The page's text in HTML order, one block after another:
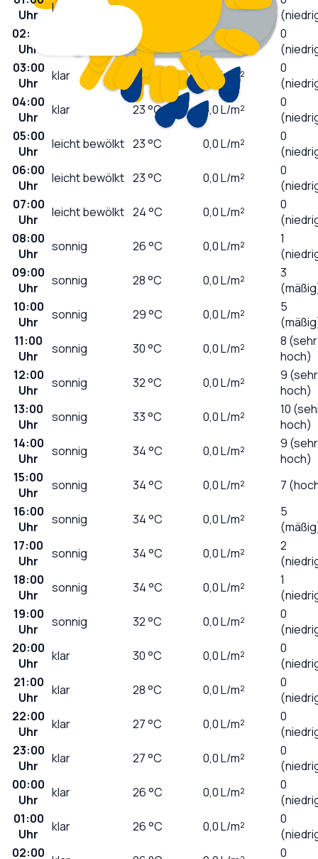
Uhr
leicht bewölkt 24 L/m²
02:00
Uhr
24 0,0
0
03:00
Uhr
klar 23 °C L/m²
0
04:00
Uhr
klar 23°C 0,0L/m²
0
05:00
Uhr
leicht bewölkt 23°C 0,0L/m²
0
06:00
Uhr
leicht bewölkt 23°C 0,0L/m²
0
07:00
Uhr
leicht bewölkt 24°C 0,0L/m²
0
08:00
Uhr
sonnig 26°C 0,0L/m²
1
09:00
Uhr
sonnig 28°C 0,0L/m²
3
10:00
Uhr
sonnig 29°C 0,0L/m²
5
11:00
Uhr
sonnig 30°C 0,0L/m²
8 (sehr
hoch)
12:00
Uhr
sonnig 32°C 0,0L/m²
9 (sehr
hoch)
13:00
Uhr
sonnig 33°C 0,0L/m²
10
hoch)
14:00
Uhr
sonnig 34°C 0,0L/m²
9 (sehr
hoch)
15:00
Uhr
sonnig 34°C 0,0L/m²
7
16:00
Uhr
sonnig 34°C 0,0L/m²
5
17:00
Uhr
sonnig 34°C 0,0L/m²
2
18:00
Uhr
sonnig 34°C 0,0L/m²
1
19:00
Uhr
sonnig 32°C 0,0L/m²
0
20:00
Uhr
klar 30°C 0,0L/m²
0
21:00
Uhr
klar 28°C 0,0L/m²
0
22:00
Uhr
klar 27°C 0,0L/m²
0
23:00
Uhr
klar 27°C 0,0L/m²
0
00:00
Uhr
klar 26°C 0,0L/m²
0
01:00
Uhr
klar 26°C 0,0L/m²
0
02:00
0